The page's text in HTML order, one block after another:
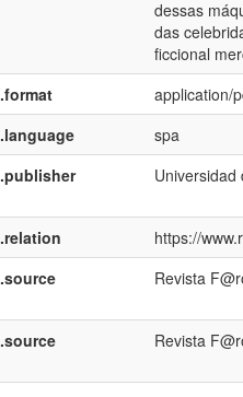
dessas
das
ficcional
application/
spa
Universidad
https://
Revista
Revista